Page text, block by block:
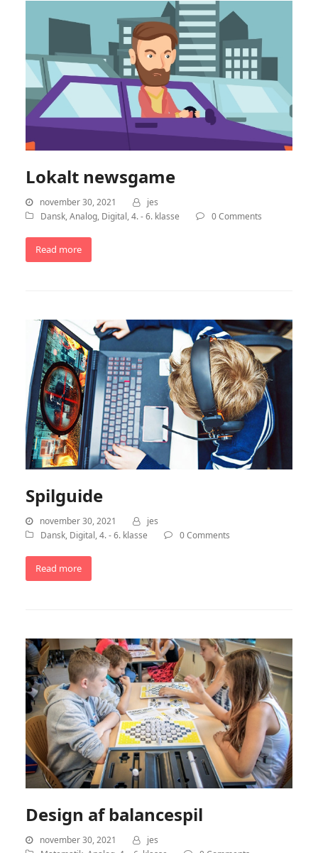
Lokalt newsgame
november 30, 2021
jes
Dansk,Analog, Digital,4. - 6. klasse 0 Comments
Read more
Spilguide
november 30, 2021
jes
Dansk, Digital,4. - 6. klasse 0 Comments
Read more
Design af balancespil
november 30, 2021
jes